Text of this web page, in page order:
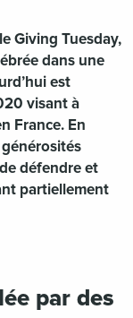
Giving Tuesday,
dans une
est
visant à
France. En
défendre et
partiellement
par des